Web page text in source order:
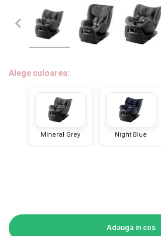
BALANSOARE COPII
BABY MONITORS
INGRIJIRE PERSONALA
Alege culoarea:
Mineral Grey Night Blue
Adauga in cos
Verde cu detalii negre